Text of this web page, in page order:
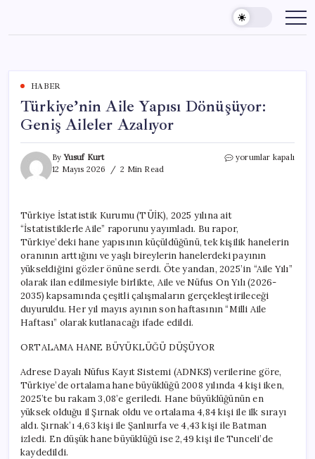
content
HABER
Türkiye’nin Aile Yapısı Dönüşüyor:
Geniş Aileler Azalıyor
ByYusuf Kurt
12 Mayıs 2026
2 Min Read
Türkiye’nin
Azalıyor
için
yorumlar kapalı
Türkiye İstatistik Kurumu (TÜİK), 2025 yılına ait
“İstatistiklerle Aile” raporunu yayımladı. Bu rapor,
Türkiye’deki hane yapısının küçüldüğünü, tek kişilik hanelerin
oranının arttığını ve yaşlı bireylerin hanelerdeki payının
yükseldiğini gözler önüne serdi. Öte yandan, 2025’in “Aile Yılı”
olarak ilan edilmesiyle birlikte, Aile ve Nüfus On Yılı (2026-
2035) kapsamında çeşitli çalışmaların gerçekleştirileceği
duyuruldu. Her yıl mayıs ayının son haftasının “Milli Aile
Haftası” olarak kutlanacağı ifade edildi.
ORTALAMA HANE BÜYÜKLÜĞÜ DÜŞÜYOR
Adrese Dayalı Nüfus Kayıt Sistemi (ADNKS) verilerine göre,
Türkiye’de ortalama hane büyüklüğü 2008 yılında 4 kişi iken,
2025’te bu rakam 3,08’e geriledi. Hane büyüklüğünün en
yüksek olduğu il Şırnak oldu ve ortalama 4,84 kişi ile ilk sırayı
aldı. Şırnak’ı 4,63 kişi ile Şanlıurfa ve 4,43 kişi ile Batman
izledi. En düşük hane büyüklüğü ise 2,49 kişi ile Tunceli’de
kaydedildi.